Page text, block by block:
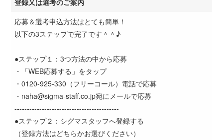
登録又は選考のご案内
応募＆選考申込方法はとても簡単！
以下の3ステップで完了です＾＾♪
●ステップ１：3つ方法の中から応募
・「WEB応募する」をタップ
・0120-925-330（フリーコール）電話で応募
・naha@sigma-staff.co.jp宛にメールで応募
------------------------------------------
●ステップ２：シグマスタッフへ登録する
（登録方法はどちらかお選びください）